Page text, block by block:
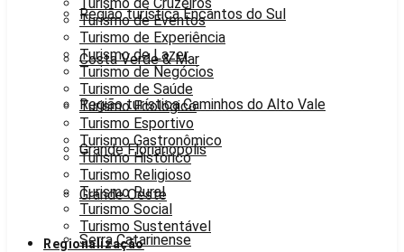
Região turística Encantos do Sul
Costa Verde & Mar
Região turística Caminhos do Alto Vale
Grande Florianópolis
Grande Oeste
Serra Catarinense
Turismo de Eventos
Turismo de Experiência
Turismo de Lazer
Turismo de Negócios
Turismo de Saúde
Turismo Ecológico
Turismo Esportivo
Turismo Gastronômico
Turismo Histórico
Turismo Religioso
Turismo Rural
Turismo Social
Turismo Sustentável
Regionalização